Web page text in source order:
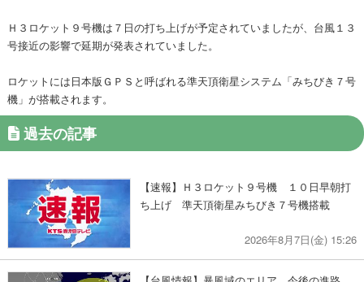
Ｈ３ロケット９号機は７日の打ち上げが予定されていましたが、台風１３
号接近の影響で延期が発表されていました。
ロケットには日本版ＧＰＳと呼ばれる準天頂衛星システム「みちびき７号
機」が搭載されます。
過去の記事
【速報】Ｈ３ロケット９号機 １０日早朝打
ち上げ 準天頂衛星みちびき７号機搭載
2026年8月7日(金) 15:26